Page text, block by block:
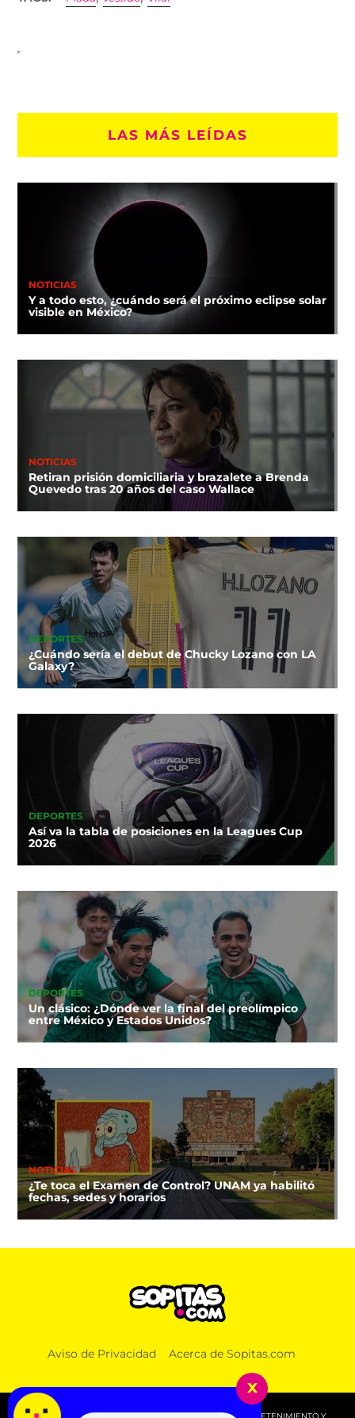
LAS MÁS LEÍDAS
NOTICIAS
Y a todo esto, ¿cuándo será el próximo eclipse solar
visible en México?
NOTICIAS
Retiran prisión domiciliaria y brazalete a Brenda
Quevedo tras 20 años del caso Wallace
DEPORTES
¿Cuándo sería el debut de Chucky Lozano con LA
Galaxy?
DEPORTES
Así va la tabla de posiciones en la Leagues Cup
2026
DEPORTES
Un clásico: ¿Dónde ver la final del preolímpico
entre México y Estados Unidos?
NOTICIAS
¿Te toca el Examen de Control? UNAM ya habilitó
fechas, sedes y horarios
Aviso de Privacidad Acerca de Sopitas.com
© 2026 SOPITAS.COM - MÚSICA, NOTICIAS, DEPORTES, ENTRETENIMIENTO Y
x